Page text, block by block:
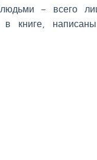
– всего
в книге,